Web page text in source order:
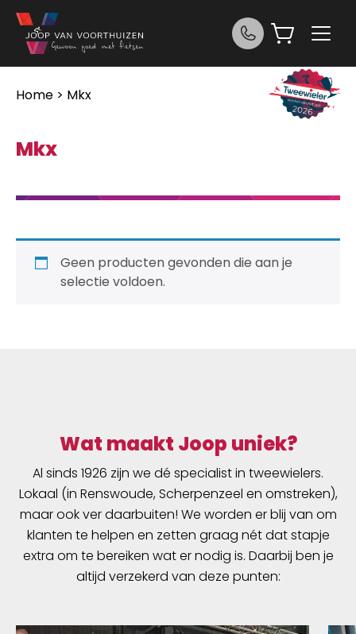
Ga naar de inhoud
Home > Mkx
Mkx
Geen producten gevonden die aan je
selectie voldoen.
Wat maakt Joop uniek?
Al sinds 1926 zijn we dé specialist in tweewielers.
Lokaal (in Renswoude, Scherpenzeel en omstreken),
maar ook ver daarbuiten! We worden er blij van om
klanten te helpen en zetten graag nét dat stapje
extra om te bereiken wat er nodig is. Daarbij ben je
altijd verzekerd van deze punten: